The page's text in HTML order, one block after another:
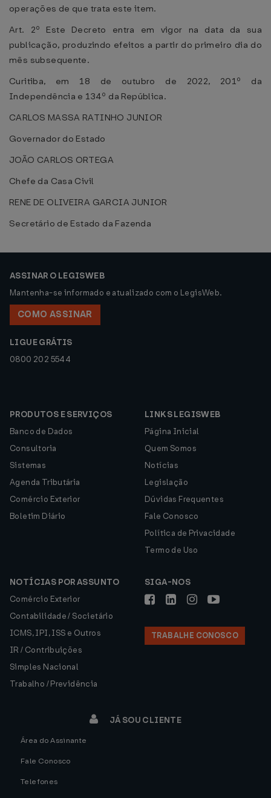
operações de que trata este item.
Art. 2º Este Decreto entra em vigor na data da sua
publicação, produzindo efeitos a partir do primeiro dia do
mês subsequente.
Curitiba, em 18 de outubro de 2022, 201º da
Independência e 134º da República.
CARLOS MASSA RATINHO JUNIOR
Governador do Estado
JOÃO CARLOS ORTEGA
Chefe da Casa Civil
RENE DE OLIVEIRA GARCIA JUNIOR
Secretário de Estado da Fazenda
ASSINAR O LEGISWEB
Mantenha-se informado e atualizado com o LegisWeb.
COMO ASSINAR
LIGUE GRÁTIS
0800 202 5544
PRODUTOS E SERVIÇOS
Banco de Dados
Consultoria
Sistemas
Agenda Tributária
Comércio Exterior
Boletim Diário
LINKS LEGISWEB
Página Inicial
Quem Somos
Notícias
Legislação
Dúvidas Frequentes
Fale Conosco
Política de Privacidade
Termo de Uso
NOTÍCIAS POR ASSUNTO
Comércio Exterior
Contabilidade / Societário
ICMS, IPI, ISS e Outros
IR / Contribuições
Simples Nacional
Trabalho / Previdência
SIGA-NOS
TRABALHE CONOSCO
JÁ SOU CLIENTE
Área do Assinante
Fale Conosco
Telefones